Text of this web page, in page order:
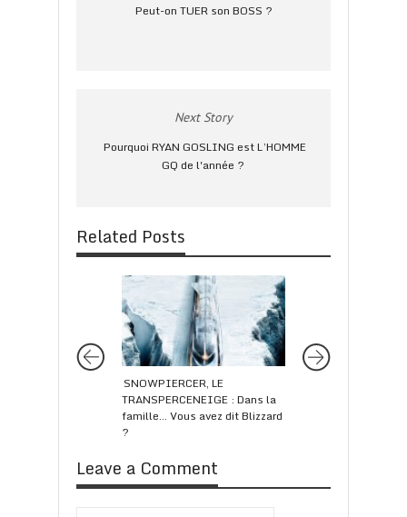
Peut-on TUER son BOSS ?
Next Story
Pourquoi RYAN GOSLING est L’HOMME
GQ de l'année ?
Related Posts
SNOWPIERCER, LE
TRANSPERCENEIGE : Dans la
famille… Vous avez dit Blizzard
?
Leave a Comment